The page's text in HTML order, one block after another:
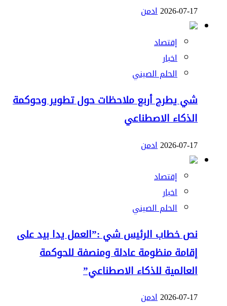
2026-07-17ادمن
إقتصاد
اخبار
الحلم الصيني
شي يطرح أربع ملاحظات حول تطوير وحوكمة
الذكاء الاصطناعي
2026-07-17ادمن
إقتصاد
اخبار
الحلم الصيني
نص خطاب الرئيس شي :”العمل يدا بيد على
إقامة منظومة عادلة ومنصفة للحوكمة
العالمية للذكاء الاصطناعي”
2026-07-17ادمن